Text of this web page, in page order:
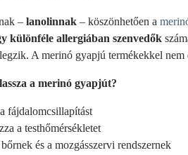
– lanolinnak – köszönhetően a
különféle allergiában szenvedők
A merinó gyapjú termékekkel
a merinó gyapjút?
fájdalomcsillapítást
a testhőmérsékletet
és a mozgásszervi rendszernek